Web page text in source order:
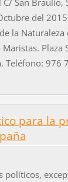
C/ San Braulio,
del
la Naturaleza
Plaza
Teléfono: 976
para la